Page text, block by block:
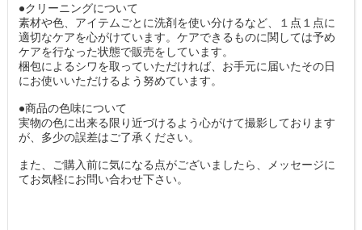
●クリーニングについて
素材や色、アイテムごとに洗剤を使い分けるなど、１点１点に
適切なケアを心がけています。ケアできるものに関しては予め
ケアを行なった状態で販売をしています。
梱包によるシワを取っていただければ、お手元に届いたその日
にお使いいただけるよう努めています。
●商品の色味について
実物の色に出来る限り近づけるよう心がけて撮影しております
が、多少の誤差はご了承ください。
また、ご購入前に気になる点がございましたら、メッセージに
てお気軽にお問い合わせ下さい。